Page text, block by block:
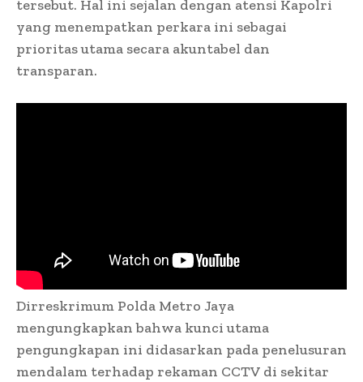
tersebut. Hal ini sejalan dengan atensi Kapolri
yang menempatkan perkara ini sebagai
prioritas utama secara akuntabel dan
transparan.
Dirreskrimum Polda Metro Jaya
mengungkapkan bahwa kunci utama
pengungkapan ini didasarkan pada penelusuran
mendalam terhadap rekaman CCTV di sekitar